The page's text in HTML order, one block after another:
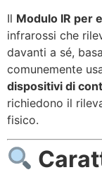
Il Modulo IR per
infrarossi che
davanti a sé,
comunemente
dispositivi di
richiedono il
fisico.